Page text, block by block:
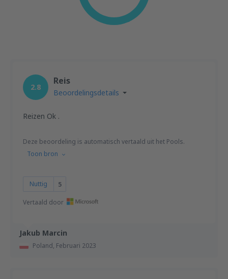
Jakub Marcin
Poland, Februari 2023
2.8
Reis
Beoordelingsdetails
Reizen Ok .
Deze beoordeling is automatisch vertaald uit het Pools.
Toon bron
Nuttig 5
Vertaald door